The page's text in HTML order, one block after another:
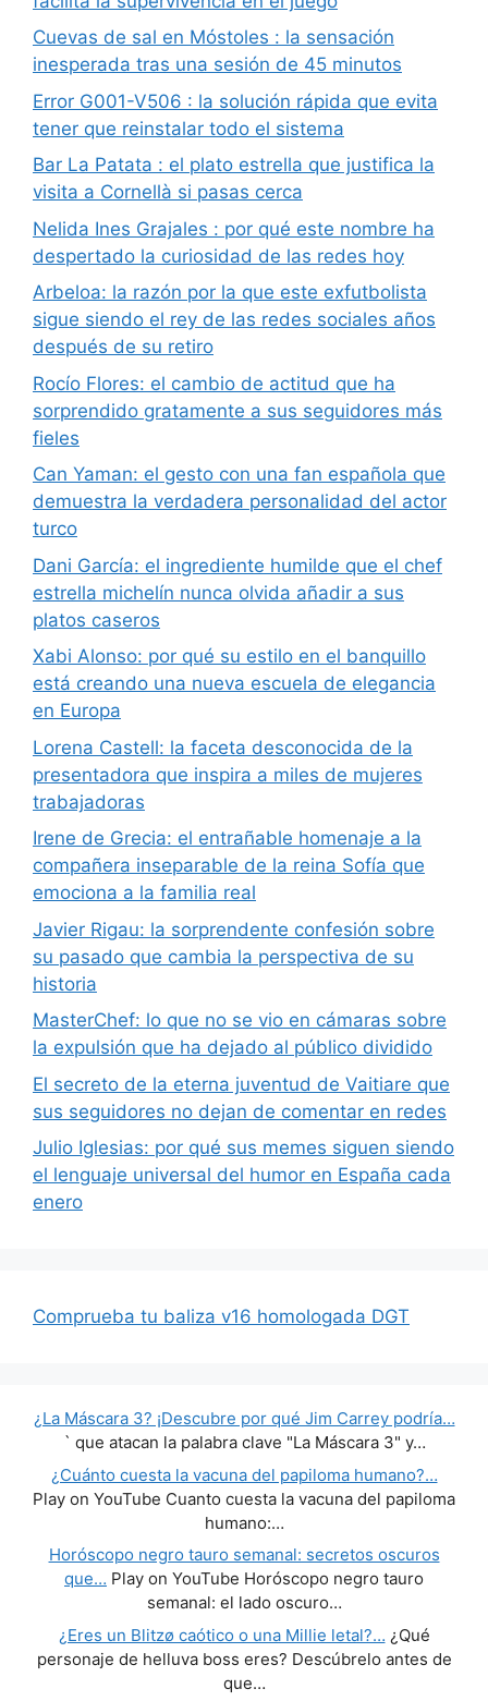
Cuevas de sal en Móstoles : la sensación
inesperada tras una sesión de 45 minutos
Error G001-V506 : la solución rápida que evita
tener que reinstalar todo el sistema
Bar La Patata : el plato estrella que justifica la
visita a Cornellà si pasas cerca
Nelida Ines Grajales : por qué este nombre ha
despertado la curiosidad de las redes hoy
Arbeloa: la razón por la que este exfutbolista
sigue siendo el rey de las redes sociales años
después de su retiro
Rocío Flores: el cambio de actitud que ha
sorprendido gratamente a sus seguidores más
fieles
Can Yaman: el gesto con una fan española que
demuestra la verdadera personalidad del actor
turco
Dani García: el ingrediente humilde que el chef
estrella michelín nunca olvida añadir a sus
platos caseros
Xabi Alonso: por qué su estilo en el banquillo
está creando una nueva escuela de elegancia
en Europa
Lorena Castell: la faceta desconocida de la
presentadora que inspira a miles de mujeres
trabajadoras
Irene de Grecia: el entrañable homenaje a la
compañera inseparable de la reina Sofía que
emociona a la familia real
Javier Rigau: la sorprendente confesión sobre
su pasado que cambia la perspectiva de su
historia
MasterChef: lo que no se vio en cámaras sobre
la expulsión que ha dejado al público dividido
El secreto de la eterna juventud de Vaitiare que
sus seguidores no dejan de comentar en redes
Julio Iglesias: por qué sus memes siguen siendo
el lenguaje universal del humor en España cada
enero
Comprueba tu baliza v16 homologada DGT
¿La Máscara 3? ¡Descubre por qué Jim Carrey podría…
` que atacan la palabra clave "La Máscara 3" y…
¿Cuánto cuesta la vacuna del papiloma humano?…
Play on YouTube Cuanto cuesta la vacuna del papiloma
humano:…
Horóscopo negro tauro semanal: secretos oscuros
que… Play on YouTube Horóscopo negro tauro
semanal: el lado oscuro…
¿Eres un Blitzø caótico o una Millie letal?… ¿Qué
personaje de helluva boss eres? Descúbrelo antes de
que…